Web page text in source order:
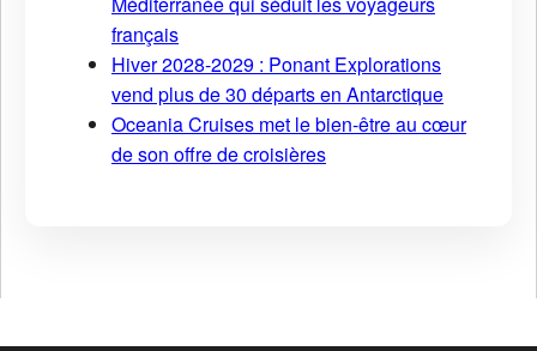
français
Hiver 2028-2029 : Ponant Explorations
vend plus de 30 départs en Antarctique
Oceania Cruises met le bien-être au cœur
de son offre de croisières